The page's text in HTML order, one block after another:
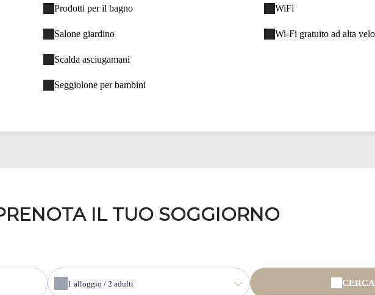
Prodotti per il bagno
Salone giardino
Scalda asciugamani
Seggiolone per bambini
WiFi
Wi-Fi gratuito ad alta
IL TUO SOGGIORNO
1 alloggio / 2 adulti